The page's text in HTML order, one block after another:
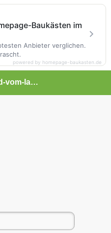
bloodhound-vom-lammetal
Baukästen im
Anbieter verglichen.
powered by homepage-baukasten.de